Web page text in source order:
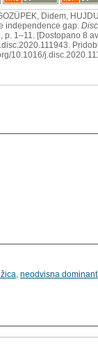
Didem,
independence gap.
p. 1–11. [Dostopano 8
10.1016/
, neodvisna